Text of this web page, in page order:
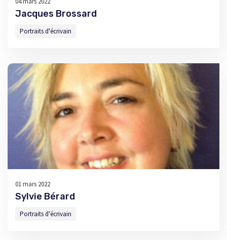
Jacques Brossard
Portraits d'écrivain
01 mars 2022
Sylvie Bérard
Portraits d'écrivain